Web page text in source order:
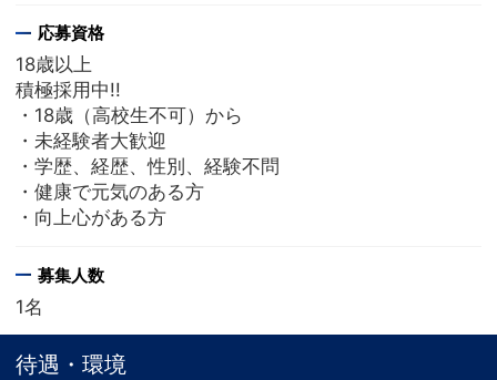
応募資格
18歳以上
積極採用中!!
・18歳（高校生不可）から
・未経験者大歓迎
・学歴、経歴、性別、経験不問
・健康で元気のある方
・向上心がある方
募集人数
1名
待遇・環境